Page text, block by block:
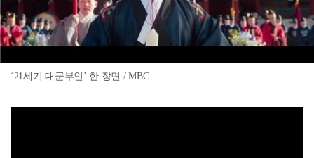
‘21세기 대군부인’ 한 장면 / MBC